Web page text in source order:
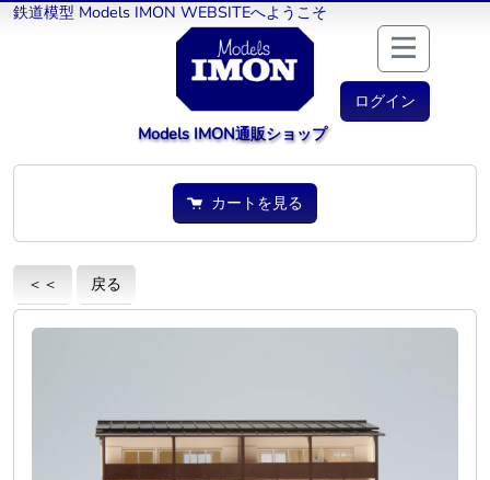
鉄道模型 Models IMON WEBSITEへようこそ
ログイン
Models IMON通販ショップ
カートを見る
＜＜ 戻る